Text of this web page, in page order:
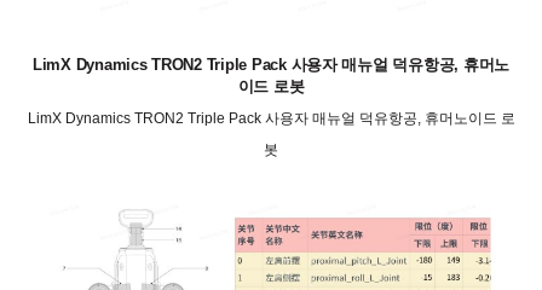
LimX Dynamics TRON2 Triple Pack 사용자 매뉴얼 덕유항공, 휴머노
이드 로봇
LimX Dynamics TRON2 Triple Pack 사용자 매뉴얼 덕유항공, 휴머노이드 로
봇